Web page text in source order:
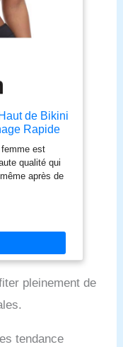
de Bikini
Rapide
Sexy
est
qualité qui
après de
est doux,
et élégant.
femme noir
en valeur votre
Cadeau : Ce
petite amies à
maillot de bain
occasions.
pleinement de
tendance